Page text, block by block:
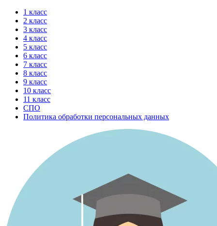
Перейти
содержимому
1 класс
2 класс
3 класс
4 класс
5 класс
6 класс
7 класс
8 класс
9 класс
10 класс
11 класс
СПО
Политика обработки персональных данных